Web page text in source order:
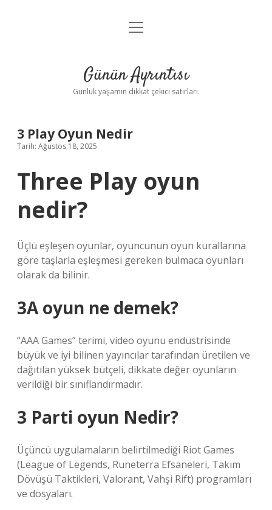
Anasayfa
Yasal Uyarı
menüyü
Günün Ayrıntısı
Günlük yaşamın dikkat çekici satırları.
3 Play Oyun Nedir
Tarih: Ağustos 18, 2025
Three Play oyun
nedir?
Üçlü eşleşen oyunlar, oyuncunun oyun kurallarına
göre taşlarla eşleşmesi gereken bulmaca oyunları
olarak da bilinir.
3A oyun ne demek?
“AAA Games” terimi, video oyunu endüstrisinde
büyük ve iyi bilinen yayıncılar tarafından üretilen ve
dağıtılan yüksek bütçeli, dikkate değer oyunların
verildiği bir sınıflandırmadır.
3 Parti oyun Nedir?
Üçüncü uygulamaların belirtilmediği Riot Games
(League of Legends, Runeterra Efsaneleri, Takım
Dövüşü Taktikleri, Valorant, Vahşi Rift) programları
ve dosyaları.